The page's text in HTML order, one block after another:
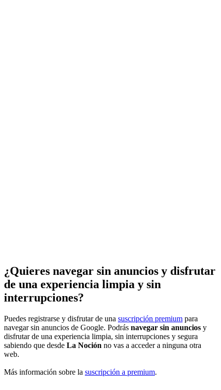
¿Quieres navegar sin anuncios y disfrutar
de una experiencia limpia y sin
interrupciones?
Puedes registrarse y disfrutar de una suscripción premium para
navegar sin anuncios de Google. Podrás navegar sin anuncios y
disfrutar de una experiencia limpia, sin interrupciones y segura
sabiendo que desde La Noción no vas a acceder a ninguna otra
web.
Más información sobre la suscripción a premium.